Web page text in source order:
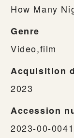
How Many
Genre
Video,film
Acquisition
2023
Accession
2023-00-